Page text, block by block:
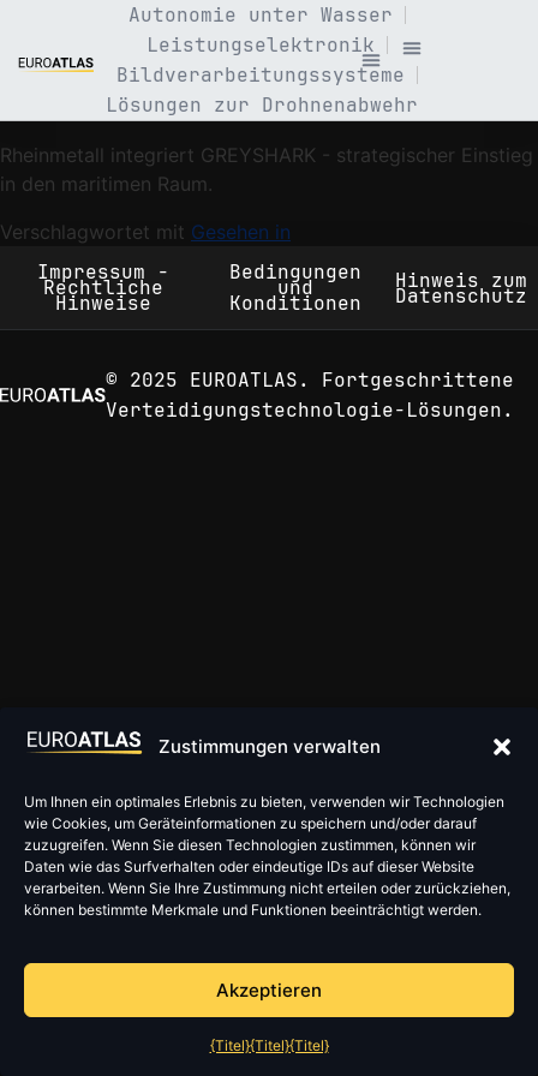
Zustimmungen verwalten
Um Ihnen ein optimales Erlebnis zu bieten, verwenden wir Technologien
wie Cookies, um Geräteinformationen zu speichern und/oder darauf
zuzugreifen. Wenn Sie diesen Technologien zustimmen, können wir
Daten wie das Surfverhalten oder eindeutige IDs auf dieser Website
verarbeiten. Wenn Sie Ihre Zustimmung nicht erteilen oder zurückziehen,
können bestimmte Merkmale und Funktionen beeinträchtigt werden.
Akzeptieren
{Titel}{Titel}{Titel}
Autonomie unter Wasser
Leistungselektronik
Bildverarbeitungssysteme
Lösungen zur Drohnenabwehr
Rheinmetall integriert GREYSHARK - strategischer Einstieg
in den maritimen Raum.
Verschlagwortet mit Gesehen in
Impressum -
Rechtliche
Hinweise
Bedingungen
und
Konditionen
Hinweis zum
Datenschutz
© 2025 EUROATLAS. Fortgeschrittene
Verteidigungstechnologie-Lösungen.